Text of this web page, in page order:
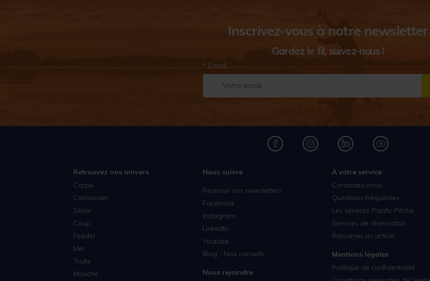
Inscrivez-vous à notre newsletter
Gardez le fil, suivez-nous !
* Email
Retrouvez nos univers
Carpe
Carnassier
Silure
Coup
Feeder
Mer
Truite
Mouche
Nous suivre
Recevoir nos newsletters
Facebook
Instagram
LinkedIn
Youtube
Blog - Nos conseils
Nous rejoindre
À votre service
Contactez-nous
Questions fréquentes
Les services Pacific Pêche
Services de réservation
Retourner un article
Mentions légales
Politique de confidentialité